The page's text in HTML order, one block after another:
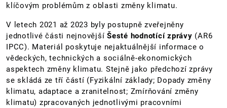
klíčovým problémům z oblasti změny klimatu.
V letech 2021 až 2023 byly postupně zveřejněny
jednotlivé části nejnovější Šesté hodnotící zprávy (AR6
IPCC). Materiál poskytuje nejaktuálnější informace o
vědeckých, technických a sociálně-ekonomických
aspektech změny klimatu. Stejně jako předchozí zprávy
se skládá ze tří částí (Fyzikální základy; Dopady změny
klimatu, adaptace a zranitelnost; Zmírňování změny
klimatu) zpracovaných jednotlivými pracovními